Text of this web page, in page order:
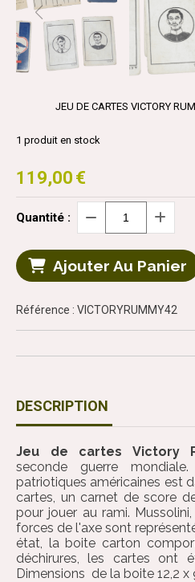
JEU DE CARTES VICTORY
119,00 €
1 produit en stock
Quantité :
Ajouter Au Panier
Référence : VICTORYRUMMY42
DESCRIPTION
Jeu de cartes Victory
seconde guerre
patriotiques américaines est
cartes, un carnet de score
pour jouer au rami.
forces de l'axe sont
état, la boite carton
déchirures, les cartes ont
Dimensions de la boite 12,2 x